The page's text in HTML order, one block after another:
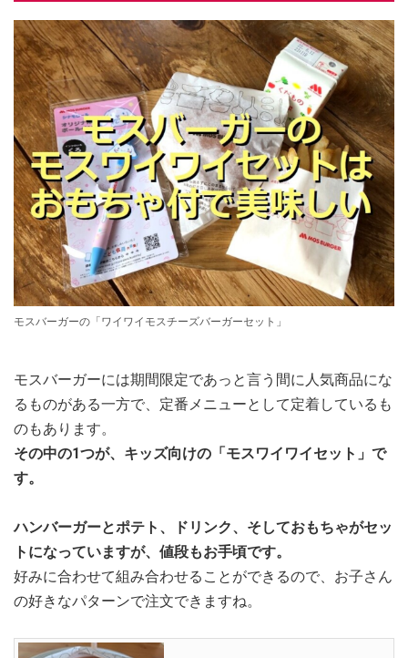
モスバーガーの「ワイワイモスチーズバーガーセット」
モスバーガーには期間限定であっと言う間に人気商品にな
るものがある一方で、定番メニューとして定着しているも
のもあります。
その中の1つが、キッズ向けの「モスワイワイセット」で
す。
ハンバーガーとポテト、ドリンク、そしておもちゃがセッ
トになっていますが、値段もお手頃です。
好みに合わせて組み合わせることができるので、お子さん
の好きなパターンで注文できますね。